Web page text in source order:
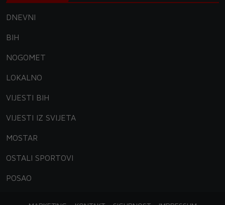
DNEVNI
BIH
NOGOMET
LOKALNO
VIJESTI BIH
VIJESTI IZ SVIJETA
MOSTAR
OSTALI SPORTOVI
POSAO